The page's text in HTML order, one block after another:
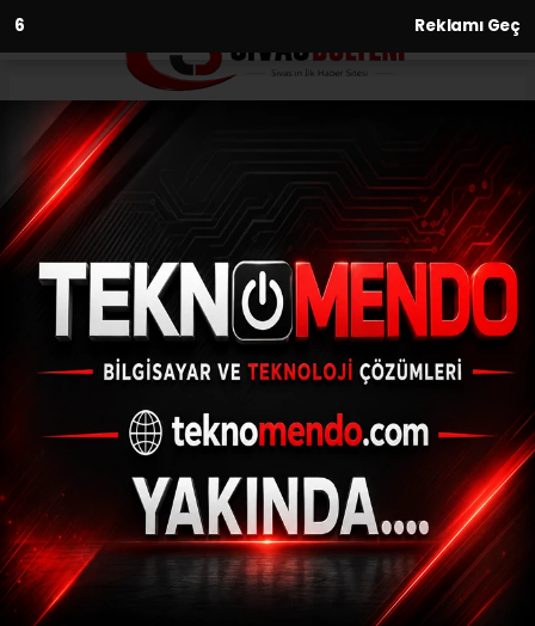
4 Reklamı Geç
Anasayfa Sağlık
Kalıcı makyaj uygulamalarına
dikkat: “Körlüğe kadar
gidebilecek durumlar
oluşabilir”
SAĞLIK
(İHA) - İhlas Haber Ajansı | 30.09.2024 - 10:31, Güncelleme:
30.09.2024 - 10:25
Kalıcı makyaj uygulamalarına dikkat:
“Körlüğe kadar gidebilecek durumlar
oluşabilir”
ABONE OL